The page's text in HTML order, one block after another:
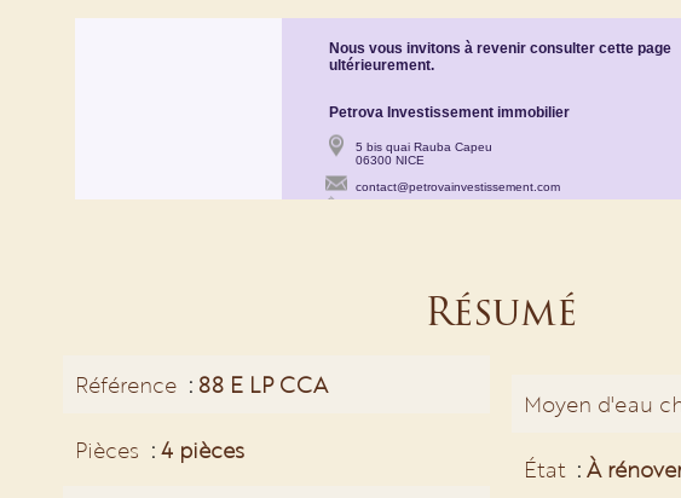
Résumé
Référence 88 E LP CCA
Pièces 4 pièces
Moyen d'eau
État À